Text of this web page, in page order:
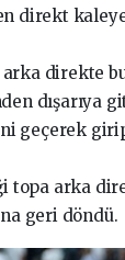
direkt
direkte
dışarıya
geçerek
topa arka
geri döndü.